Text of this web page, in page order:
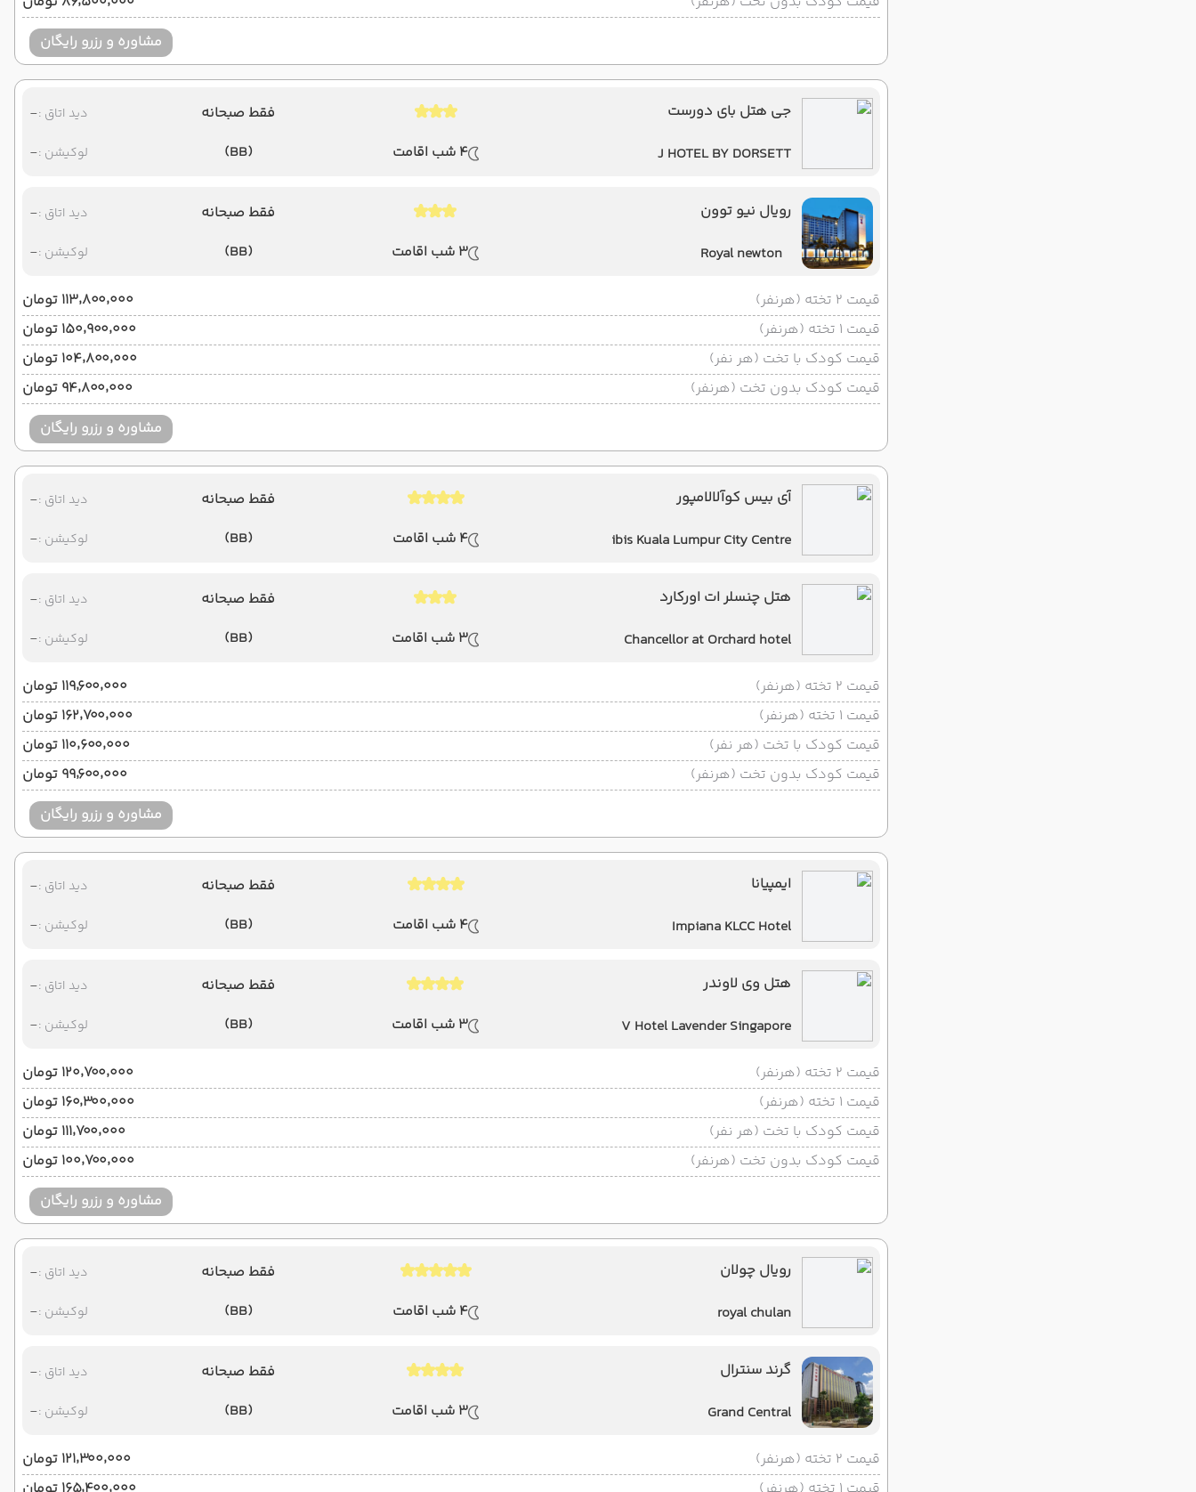
مشاوره و رزرو رایگان
جی هتل بای دورست
J HOTEL BY DORSETT
4 شب اقامت
فقط صبحانه
(BB)
دید اتاق :-
لوکیشن :-
رویال نیو توون
Royal newton
3 شب اقامت
فقط صبحانه
(BB)
دید اتاق :-
لوکیشن :-
قیمت 2 تخته (هرنفر)
۱۱۳٬۸۰۰٬۰۰۰ تومان
قیمت 1 تخته (هرنفر)
۱۵۰٬۹۰۰٬۰۰۰ تومان
قیمت کودک با تخت (هر نفر)
۱۰۴٬۸۰۰٬۰۰۰ تومان
قیمت کودک بدون تخت (هرنفر)
۹۴٬۸۰۰٬۰۰۰ تومان
مشاوره و رزرو رایگان
آی بیس کوآلالامپور
ibis Kuala Lumpur City Centre
4 شب اقامت
فقط صبحانه
(BB)
دید اتاق :-
لوکیشن :-
هتل چنسلر ات اورکارد
Chancellor at Orchard hotel
3 شب اقامت
فقط صبحانه
(BB)
دید اتاق :-
لوکیشن :-
قیمت 2 تخته (هرنفر)
۱۱۹٬۶۰۰٬۰۰۰ تومان
قیمت 1 تخته (هرنفر)
۱۶۲٬۷۰۰٬۰۰۰ تومان
قیمت کودک با تخت (هر نفر)
۱۱۰٬۶۰۰٬۰۰۰ تومان
قیمت کودک بدون تخت (هرنفر)
۹۹٬۶۰۰٬۰۰۰ تومان
مشاوره و رزرو رایگان
ایمپیانا
Impiana KLCC Hotel
4 شب اقامت
فقط صبحانه
(BB)
دید اتاق :-
لوکیشن :-
هتل وی لاوندر
V Hotel Lavender Singapore
3 شب اقامت
فقط صبحانه
(BB)
دید اتاق :-
لوکیشن :-
قیمت 2 تخته (هرنفر)
۱۲۰٬۷۰۰٬۰۰۰ تومان
قیمت 1 تخته (هرنفر)
۱۶۰٬۳۰۰٬۰۰۰ تومان
قیمت کودک با تخت (هر نفر)
۱۱۱٬۷۰۰٬۰۰۰ تومان
قیمت کودک بدون تخت (هرنفر)
۱۰۰٬۷۰۰٬۰۰۰ تومان
مشاوره و رزرو رایگان
رویال چولان
royal chulan
4 شب اقامت
فقط صبحانه
(BB)
دید اتاق :-
لوکیشن :-
گرند سنترال
Grand Central
3 شب اقامت
فقط صبحانه
(BB)
دید اتاق :-
لوکیشن :-
قیمت 2 تخته (هرنفر)
۱۲۱٬۳۰۰٬۰۰۰ تومان